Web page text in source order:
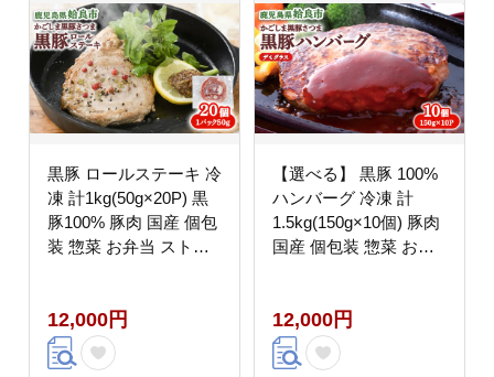
黒豚 ロールステーキ 冷
凍 計1kg(50g×20P) 黒
豚100% 豚肉 国産 個包
装 惣菜 お弁当 ストッ
12,000円
【選べる】 黒豚 100%
ハンバーグ 冷凍 計
1.5kg(150g×10個) 豚肉
国産 個包装 惣菜 お弁
12,000円